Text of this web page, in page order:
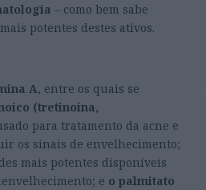
– como bem sabe
potentes destes ativos.
A, entre os quais se
(tretinoína,
para tratamento da acne e
os sinais de envelhecimento;
mais potentes disponíveis
e o palmitato